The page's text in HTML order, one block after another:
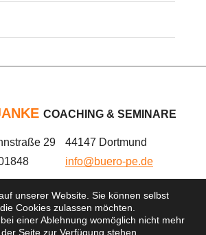
COACHING & SEMINARE
29
44147 Dortmund
info@buero-pe.de
DATENSCHUTZ
IMPRESSUM
unserer Website. Sie können selbst
Cookies zulassen möchten.
einer Ablehnung womöglich nicht mehr
Seite zur Verfügung stehen.